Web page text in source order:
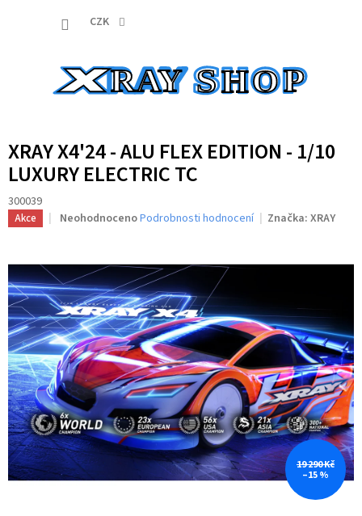
CZK
XRAY X4'24 - ALU FLEX EDITION - 1/10
LUXURY ELECTRIC TC
300039
Akce
Průměrné
je
0,0
z
5
hvězdiček.
NeohodnocenoPodrobnosti hodnocení Značka:XRAY
19 290 Kč
–15 %